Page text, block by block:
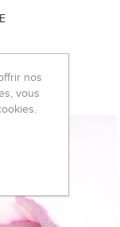
nos
vous